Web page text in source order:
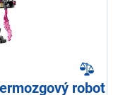
robot